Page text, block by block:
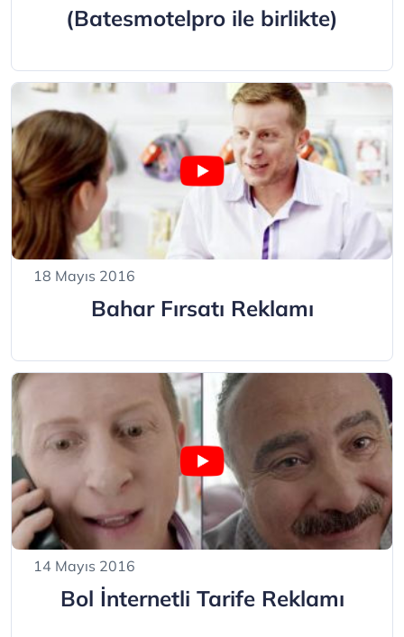
(Batesmotelpro ile birlikte)
18 Mayıs 2016
Bahar Fırsatı Reklamı
14 Mayıs 2016
Bol İnternetli Tarife Reklamı